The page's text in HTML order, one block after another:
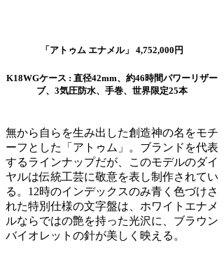
「アトゥム エナメル」 4,752,000円
K18WGケース : 直径42mm、約46時間パワーリザー
ブ、3気圧防水、手巻、世界限定25本
無から自らを生み出した創造神の名をモチ
ーフとした「アトゥム」。ブランドを代表
するラインナップだが、このモデルのダイ
ヤルは伝統工芸に敬意を表し制作されてい
る。12時のインデックスのみ青く色づけさ
れた特別仕様の文字盤は、ホワイトエナメ
ルならではの艶を持った光沢に、ブラウン
バイオレットの針が美しく映える。